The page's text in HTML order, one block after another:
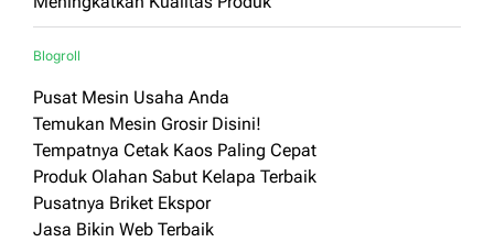
Blogroll
Pusat Mesin Usaha Anda
Temukan Mesin Grosir Disini!
Tempatnya Cetak Kaos Paling Cepat
Produk Olahan Sabut Kelapa Terbaik
Pusatnya Briket Ekspor
Jasa Bikin Web Terbaik